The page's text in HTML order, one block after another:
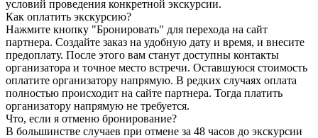
условий проведения конкретной экскурсии.
Как оплатить экскурсию?
Нажмите кнопку "Бронировать" для перехода на сайт
партнера. Создайте заказ на удобную дату и время, и внесите
предоплату. После этого вам станут доступны контакты
организатора и точное место встречи. Оставшуюся стоимость
оплатите организатору напрямую. В редких случаях оплата
полностью происходит на сайте партнера. Тогда платить
организатору напрямую не требуется.
Что, если я отменю бронирование?
В большинстве случаев при отмене за 48 часов до экскурсии